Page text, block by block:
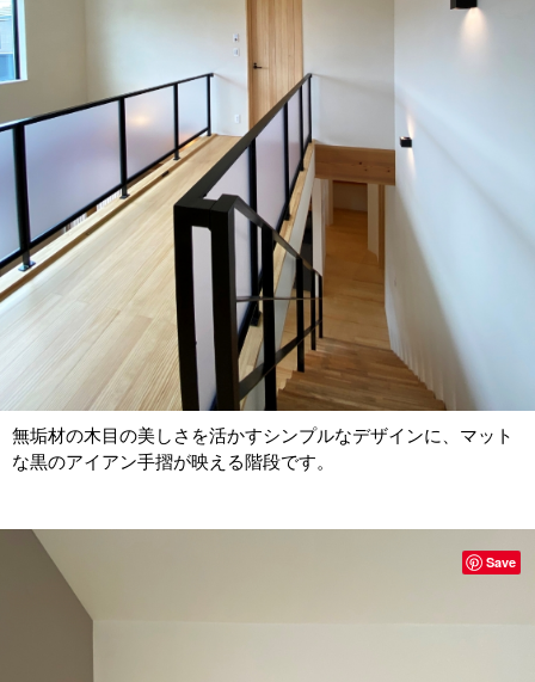
無垢材の木目の美しさを活かすシンプルなデザインに、マット
な黒のアイアン手摺が映える階段です。
Save